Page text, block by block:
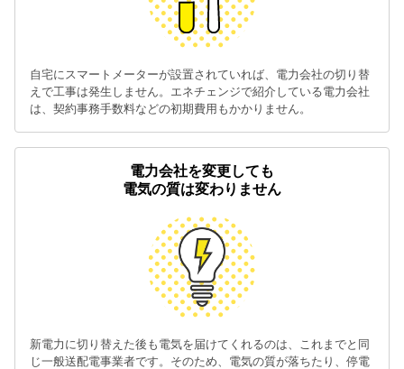
自宅にスマートメーターが設置されていれば、電力会社の切り替
えで工事は発生しません。エネチェンジで紹介している電力会社
は、契約事務手数料などの初期費用もかかりません。
電力会社を変更しても
電気の質は変わりません
新電力に切り替えた後も電気を届けてくれるのは、これまでと同
じ一般送配電事業者です。そのため、電気の質が落ちたり、停電